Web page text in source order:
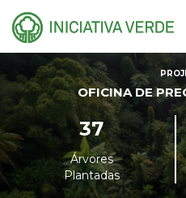
OFICINA DE
37
Árvores
Plantadas